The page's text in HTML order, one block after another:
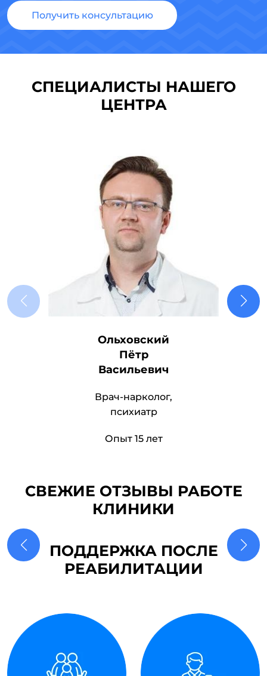
Получить консультацию
СПЕЦИАЛИСТЫ НАШЕГО
ЦЕНТРА
Ольховский
Пётр
Васильевич
Врач-нарколог,
психиатр
Опыт 15 лет
СВЕЖИЕ ОТЗЫВЫ РАБОТЕ
КЛИНИКИ
ПОДДЕРЖКА ПОСЛЕ
РЕАБИЛИТАЦИИ